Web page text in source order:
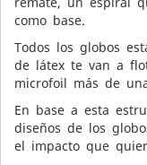
como base.
Todos los globos
de látex te van a
microfoil más de
En base a esta
diseños de los
el impacto que